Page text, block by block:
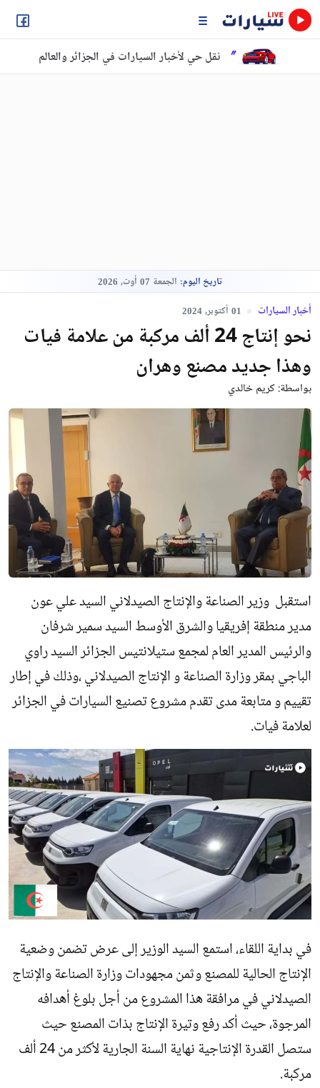
نقل حي لأخبار السيارات في الجزائر والعالم
تاريخ اليوم: الجمعة 07 أوت, 2026
أخبار السيارات 01 أكتوبر, 2024
نحو إنتاج 24 ألف مركبة من علامة فيات
وهذا جديد مصنع وهران
بواسطة:كريم خالدي
استقبل وزير الصناعة والإنتاج الصيدلاني السيد علي عون
مدير منطقة إفريقيا والشرق الأوسط السيد سمير شرفان
والرئيس المدير العام لمجمع ستيلانتيس الجزائر السيد راوي
الباجي بمقر وزارة الصناعة و الإنتاج الصيدلاني ،وذلك في إطار
تقييم و متابعة مدى تقدم مشروع تصنيع السيارات في الجزائر
لعلامة فيات.
في بداية اللقاء، استمع السيد الوزير إلى عرض تضمن وضعية
الإنتاج الحالية للمصنع وثمن مجهودات وزارة الصناعة والإنتاج
الصيدلاني في مرافقة هذا المشروع من أجل بلوغ أهدافه
المرجوة، حيث أكد رفع وتيرة الإنتاج بذات المصنع حيث
ستصل القدرة الإنتاجية نهاية السنة الجارية لأكثر من 24 ألف
مركبة.